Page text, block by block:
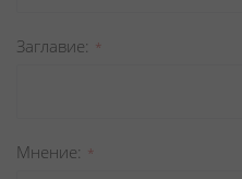
Заглавиe
Мнение